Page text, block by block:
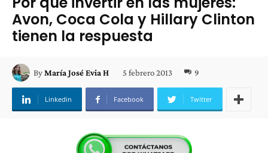
Avon, Coca Cola y Hillary Clinton
tienen la respuesta
ByMaría José Evia H 5 febrero 2013 9
Linkedin Facebook Twitter